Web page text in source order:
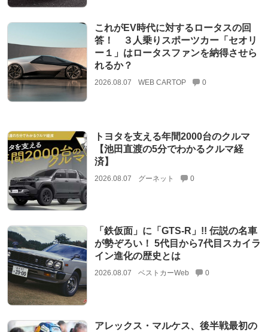
これがEV時代に対するロータスの回
答！ ３人乗りスポーツカー「セオリ
ー１」はロータスファンを納得させら
れるか？
2026.08.07 WEB CARTOP 0
トヨタを支える年間2000台のクルマ
【池田直渡の5分でわかるクルマ経
済】
2026.08.07 グーネット 0
「鉄仮面」に「GTS-R」!! 伝説の名車
が勢ぞろい！ 5代目から7代目スカイラ
イン進化の歴史とは
2026.08.07 ベストカーWeb 0
アレックス・マルケス、後半戦最初の